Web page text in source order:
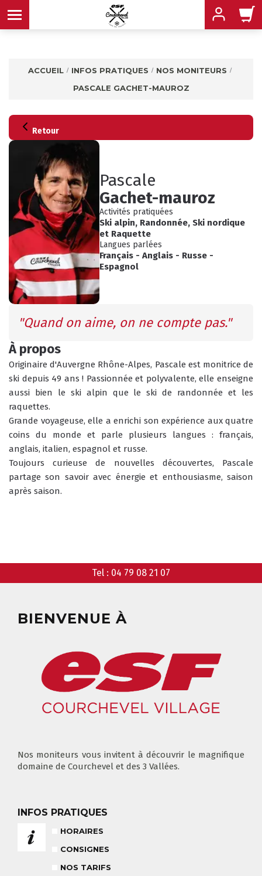
MENU
INFOS PRATIQUES
HORAIRES
DU BUREAU ESF
NOS TARIFS
MENU
CONSEILS
QUEL EST MON NIVEAU ?
CONSEILS POUR VOTRE COURS
MENU
AGENDA
MENU
MENU
COURS COLLECTIFS
RÉSERVER
3-5 ANS
COURS DE SKI ENFANTS & TEAM
ETOILES
MENU
COURS PRIVÉS
RÉSERVER
À PARTIR DE 400€
COURS PRIVÉ JOURNÉE
ACCUEIL INFOS PRATIQUES
NOS MONITEURS
PASCALE GACHET-MAUROZ
Retour
Pascale
Gachet-mauroz
Activités pratiquées
Ski alpin, Randonnée, Ski nordique
et Raquette
Langues parlées
Français - Anglais - Russe -
Espagnol
"Quand on aime, on ne compte pas."
À propos
Originaire d'Auvergne Rhône-Alpes, Pascale est monitrice de
ski depuis 49 ans ! Passionnée et polyvalente, elle enseigne
aussi bien le ski alpin que le ski de randonnée et les
raquettes.
Grande voyageuse, elle a enrichi son expérience aux quatre
coins du monde et parle plusieurs langues : français,
anglais, italien, espagnol et russe.
Toujours curieuse de nouvelles découvertes, Pascale
partage son savoir avec énergie et enthousiasme, saison
après saison.
Tel : 04 79 08 21 07
BIENVENUE À
Nos moniteurs vous invitent à découvrir le magnifique
domaine de Courchevel et des 3 Vallées.
INFOS PRATIQUES
HORAIRES
CONSIGNES
NOS TARIFS